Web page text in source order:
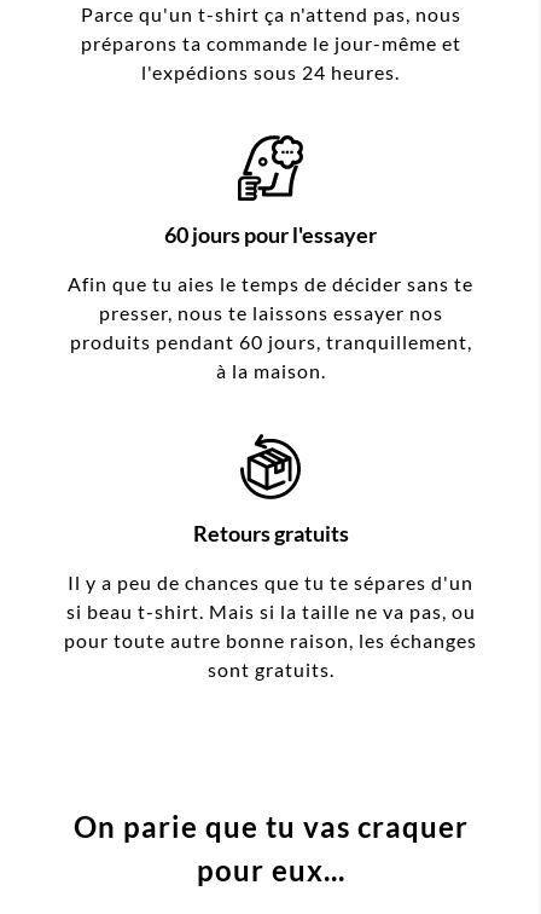
Parce qu'un t-shirt ça n'attend pas, nous
préparons ta commande le jour-même et
l'expédions sous 24 heures.
60 jours pour l'essayer
Afin que tu aies le temps de décider sans te
presser, nous te laissons essayer nos
produits pendant 60 jours, tranquillement,
à la maison.
Retours gratuits
Il y a peu de chances que tu te sépares d'un
si beau t-shirt. Mais si la taille ne va pas, ou
pour toute autre bonne raison, les échanges
sont gratuits.
On parie que tu vas craquer
pour eux...